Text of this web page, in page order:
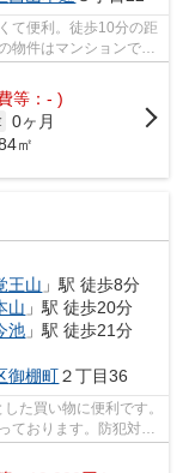
て便利。徒歩10分の距
物件はマンションで
等：- )
0ヶ月
㎡
王山 」駅 徒歩8分
山 」駅 徒歩20分
池 」駅 徒歩21分
御棚町２丁目36
た買い物に便利です。
ております。防犯対策